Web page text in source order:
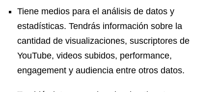
Tiene medios para el análisis de datos y
estadísticas. Tendrás información sobre la
cantidad de visualizaciones, suscriptores de
YouTube, videos subidos, performance,
engagement y audiencia entre otros datos.